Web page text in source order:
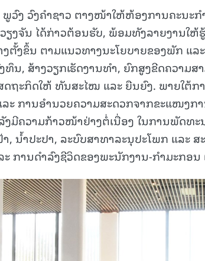
ວົງ ວົງຄໍາຊາວ ຕາງໜ້າໃຫ້ຫ້ອງການຄະນະ
ງຈັນ ໄດ້ກ່າວຕ້ອນຮັບ, ພ້ອມທັງລາຍງານໃຫ້
ຕັ້ງຂຶ້ນ ຕາມແນວທາງນະໂຍບາຍຂອງພັກ ແ
ນ, ສ້າງວຽກເຮັດງານທໍາ, ຍົກສູງຂີດຄວາມ
ສດຖະກິດໃຫ້ ທັນສະໄໝ ແລະ ຍືນຍົງ. ພາຍໃຕ້
ະ ການອໍານວຍຄວາມສະດວກຈາກຂະແໜງກ
ງມີຄວາມກ້າວໜ້າຢ່າງຕໍ່ເນື່ອງ ໃນການພັດທ
, ນໍ້າປະປາ, ລະບົບສາທາລະນຸປະໂພກ ແລະ
ການດໍາລົງຊີວິດຂອງພະນັກງານ-ກຳມະກອນ